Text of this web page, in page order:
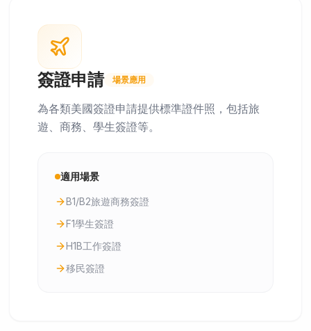
簽證申請 場景應用
為各類美國簽證申請提供標準證件照，包括旅
遊、商務、學生簽證等。
適用場景
B1/B2旅遊商務簽證
F1學生簽證
H1B工作簽證
移民簽證